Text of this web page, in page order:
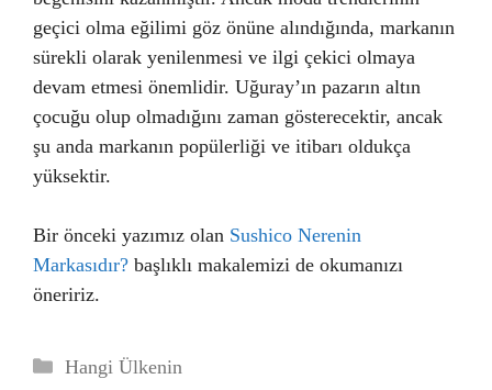
geçici olma eğilimi göz önüne alındığında, markanın
sürekli olarak yenilenmesi ve ilgi çekici olmaya
devam etmesi önemlidir. Uğuray’ın pazarın altın
çocuğu olup olmadığını zaman gösterecektir, ancak
şu anda markanın popülerliği ve itibarı oldukça
yüksektir.
Bir önceki yazımız olan Sushico Nerenin
Markasıdır? başlıklı makalemizi de okumanızı
öneririz.
Kategoriler
Hangi Ülkenin